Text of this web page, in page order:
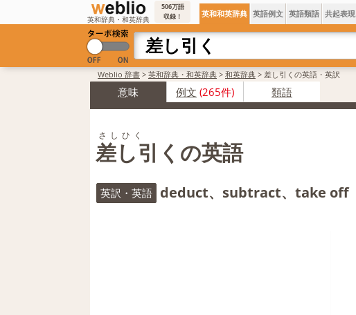
英和辞典・和英辞典
506万語
収録！
英和和英辞典 英語例文 英語類語 共起表現
Weblio 辞書 > 英和辞典・和英辞典 > 和英辞典 > 差し引くの英語・英訳
意味 例文 (265件) 類語
差し引くの英語
さしひく
英訳・英語 deduct、subtract、take off